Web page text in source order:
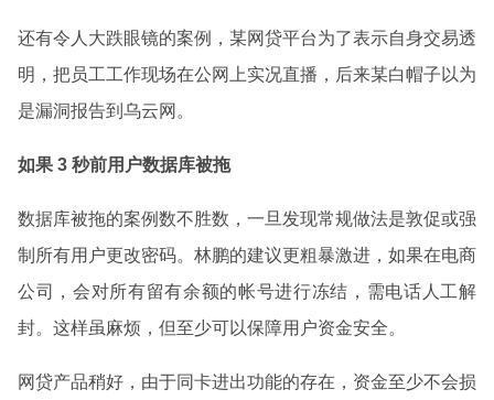
还有令人大跌眼镜的案例，某网贷平台为了表示自身交易透
明，把员工工作现场在公网上实况直播，后来某白帽子以为
是漏洞报告到乌云网。
如果 3 秒前用户数据库被拖
数据库被拖的案例数不胜数，一旦发现常规做法是敦促或强
制所有用户更改密码。林鹏的建议更粗暴激进，如果在电商
公司，会对所有留有余额的帐号进行冻结，需电话人工解
封。这样虽麻烦，但至少可以保障用户资金安全。
网贷产品稍好，由于同卡进出功能的存在，资金至少不会损